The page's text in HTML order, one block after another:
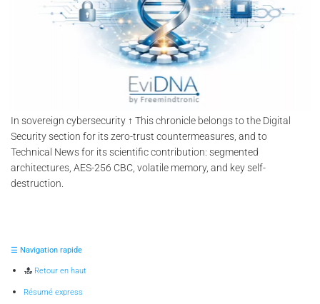
In sovereign cybersecurity ↑ This chronicle belongs to the Digital
Security section for its zero-trust countermeasures, and to
Technical News for its scientific contribution: segmented
architectures, AES-256 CBC, volatile memory, and key self-
destruction.
☰ Navigation rapide
Retour en haut
Résumé express